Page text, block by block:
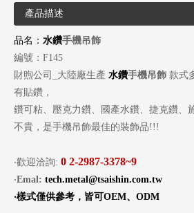
產品描述
品名： 水鑽手機吊飾
編號：F145
財煦公司_大陸廠生產 水鑽手機吊飾 款式
有貼鑽，
鑽可粘、壓克力鑽、國產水鑽、捷克鑽、
不貴，是手機吊飾最佳的裝飾品!!!
‧歡迎洽詢: 0 2-2987-3378~9
‧Emal: tech.metal@tsaishin.com.tw
‧樣式僅供參考，皆可OEM、 ODM